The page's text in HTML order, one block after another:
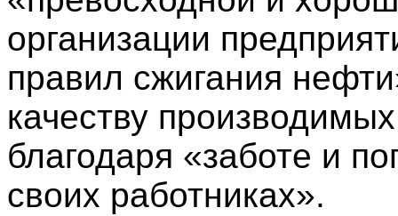
организации
правил сжигания
качеству
благодаря «заботе и
своих работниках».